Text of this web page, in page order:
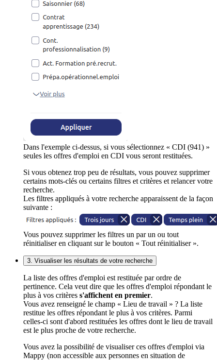
Dans l'exemple ci-dessus, si vous sélectionnez « CDI (941) »
seules les offres d'emploi en CDI vous seront restituées.
Si vous obtenez trop peu de résultats, vous pouvez supprimer
certains mots-clés ou certains filtres et critères et relancer votre
recherche.
Les filtres appliqués à votre recherche apparaissent de la façon
suivante :
Vous pouvez supprimer les filtres un par un ou tout
réinitialiser en cliquant sur le bouton « Tout réinitialiser ».
3. Visualiser les résultats de votre recherche
La liste des offres d'emploi est restituée par ordre de
pertinence. Cela veut dire que les offres d'emploi répondant le
plus à vos critères s'affichent en premier.
Vous avez renseigné le champ « Lieu de travail » ? La liste
restitue les offres répondant le plus à vos critères. Parmi
celles-ci sont d'abord restituées les offres dont le lieu de travail
est le plus proche de votre recherche.
Vous avez la possibilité de visualiser ces offres d'emploi via
Mappy (non accessible aux personnes en situation de